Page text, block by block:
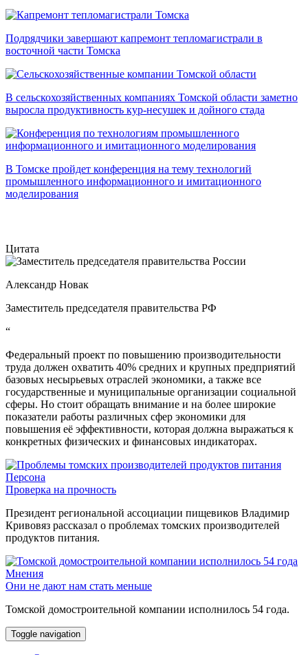
Подрядчики завершают капремонт тепломагистрали в
восточной части Томска
В сельскохозяйственных компаниях Томской области заметно
выросла продуктивность кур-несушек и дойного стада
В Томске пройдет конференция на тему технологий
промышленного информационного и имитационного
моделирования
Цитата
Александр Новак
Заместитель председателя правительства РФ
“
Федеральный проект по повышению производительности
труда должен охватить 40% средних и крупных предприятий
базовых несырьевых отраслей экономики, а также все
государственные и муниципальные организации социальной
сферы. Но стоит обращать внимание и на более широкие
показатели работы различных сфер экономики для
повышения её эффективности, которая должна выражаться к
конкретных физических и финансовых индикаторах.
Персона
Проверка на прочность
Президент региональной ассоциации пищевиков Владимир
Кривовяз рассказал о проблемах томских производителей
продуктов питания.
Мнения
Они не дают нам стать меньше
Томской домостроительной компании исполнилось 54 года.
Toggle navigation